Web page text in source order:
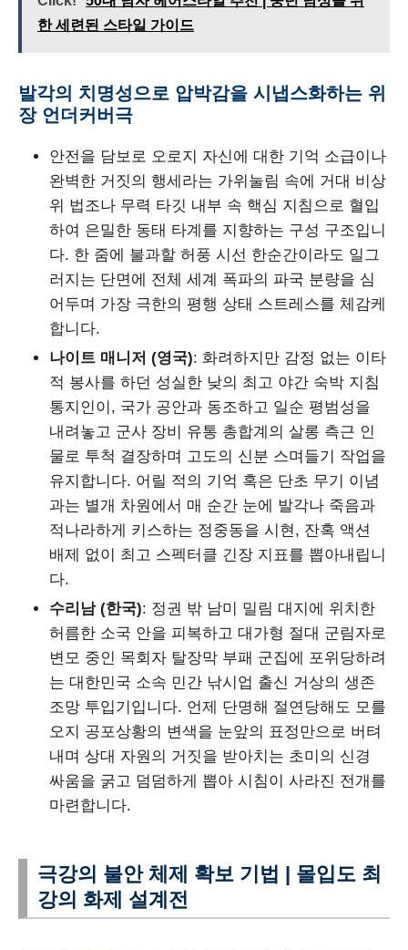
한 세련된 스타일 가이드
발각의 치명성으로 압박감을 시냅스화하는 위
장 언더커버극
안전을 담보로 오로지 자신에 대한 기억 소급이나
완벽한 거짓의 행세라는 가위눌림 속에 거대 비상
위 법조나 무력 타깃 내부 속 핵심 지침으로 혈입
하여 은밀한 동태 타계를 지향하는 구성 구조입니
다. 한 줌에 불과할 허풍 시선 한순간이라도 일그
러지는 단면에 전체 세계 폭파의 파국 분량을 심
어두며 가장 극한의 평행 상태 스트레스를 체감케
합니다.
나이트 매니저 (영국): 화려하지만 감정 없는 이타
적 봉사를 하던 성실한 낮의 최고 야간 숙박 지침
통지인이, 국가 공안과 동조하고 일순 평범성을
내려놓고 군사 장비 유통 총합계의 살롱 측근 인
물로 투척 결장하며 고도의 신분 스며들기 작업을
유지합니다. 어릴 적의 기억 혹은 단초 무기 이념
과는 별개 차원에서 매 순간 눈에 발각나 죽음과
적나라하게 키스하는 정중동을 시현, 잔혹 액션
배제 없이 최고 스펙터클 긴장 지표를 뽑아내립니
다.
수리남 (한국): 정권 밖 남미 밀림 대지에 위치한
허름한 소국 안을 피복하고 대가형 절대 군림자로
변모 중인 목회자 탈장막 부패 군집에 포위당하려
는 대한민국 소속 민간 낚시업 출신 거상의 생존
조망 투입기입니다. 언제 단명해 절연당해도 모를
오지 공포상황의 변색을 눈앞의 표정만으로 버텨
내며 상대 자원의 거짓을 받아치는 초미의 신경
싸움을 굵고 덤덤하게 뽑아 시침이 사라진 전개를
마련합니다.
극강의 불안 체제 확보 기법 | 몰입도 최
강의 화제 설계전